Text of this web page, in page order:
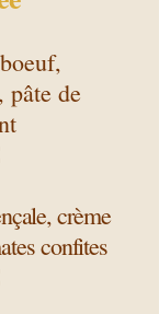
de
crème
confites